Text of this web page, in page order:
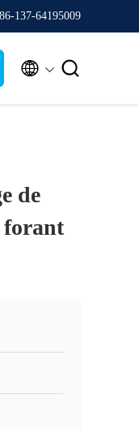
137-64195009
 
de
forant